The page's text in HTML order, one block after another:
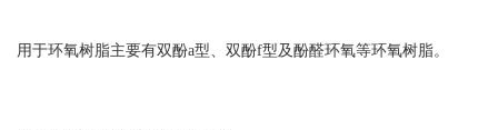
用于环氧树脂主要有双酚a型、双酚f型及酚醛环氧等环氧树脂。